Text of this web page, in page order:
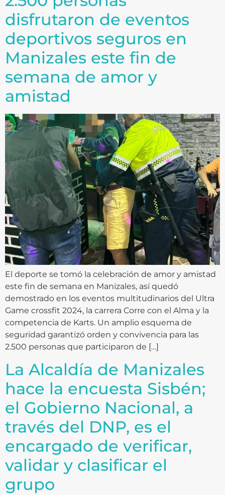
disfrutaron de eventos
deportivos seguros en
Manizales este fin de
semana de amor y
amistad
El deporte se tomó la celebración de amor y amistad
este fin de semana en Manizales, así quedó
demostrado en los eventos multitudinarios del Ultra
Game crossfit 2024, la carrera Corre con el Alma y la
competencia de Karts. Un amplio esquema de
seguridad garantizó orden y convivencia para las
2.500 personas que participaron de […]
La Alcaldía de Manizales
hace la encuesta Sisbén;
el Gobierno Nacional, a
través del DNP, es el
encargado de verificar,
validar y clasificar el
grupo